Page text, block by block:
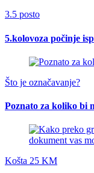
3.5 posto
5.kolovoza počinje
Što je označavanje?
Poznato za koliko bi
Košta 25 KM